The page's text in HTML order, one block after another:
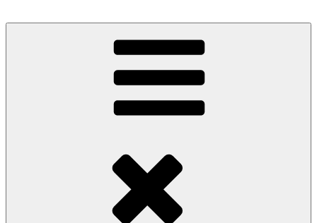
COUNTRYHOME
Wo die (Country-) Musik Zuhause ist